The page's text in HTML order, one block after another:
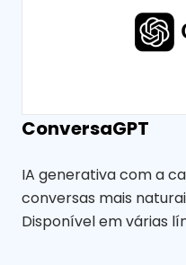
ConversaGPT
IA generativa com a
conversas mais
Disponível em várias